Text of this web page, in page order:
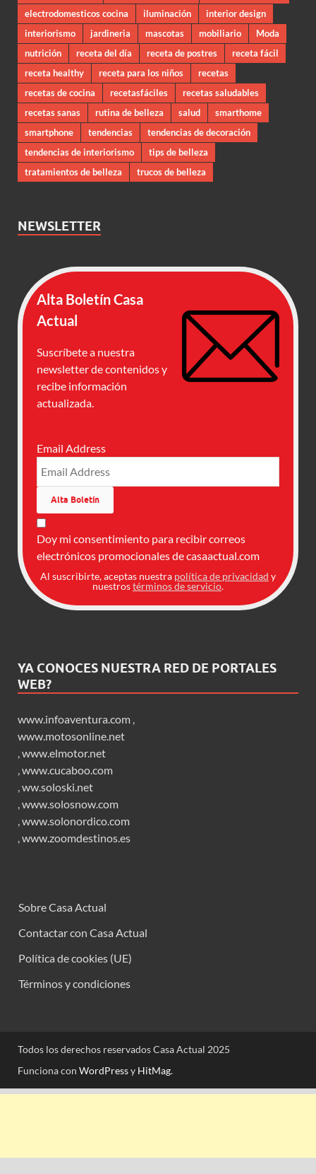
electrodomesticos cocina iluminación
interior design
interiorismo
jardineria mascotas mobiliario
Moda
nutrición
receta del día receta de postres
receta fácil
receta healthy
receta para los niños
recetas
recetas de cocina
recetasfáciles
recetas saludables
recetas sanas
rutina de belleza salud
smarthome
smartphone
tendencias
tendencias de decoración
tendencias de interiorismo
tips de belleza
tratamientos de belleza
trucos de belleza
NEWSLETTER
Alta Boletín Casa
Actual
Suscríbete a nuestra
newsletter de contenidos y
recibe información
actualizada.
Email Address
Doy mi consentimiento para recibir correos
electrónicos promocionales de casaactual.com
Al suscribirte, aceptas nuestra política de privacidad y
nuestrostérminos de servicio.
YA CONOCES NUESTRA RED DE PORTALES
WEB?
www.infoaventura.com
www.motosonline.net
www.elmotor.net
www.cucaboo.com
ww.soloski.net
www.solosnow.com
www.solonordico.com
www.zoomdestinos.es
Sobre Casa Actual
Contactar con Casa Actual
Política de cookies (UE)
Términos y condiciones
Todos los derechos reservados Casa Actual 2025
Funciona con WordPressy HitMag.